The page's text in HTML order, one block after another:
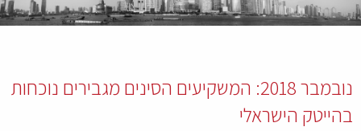
נובמבר 2018: המשקיעים הסינים מגבירים נוכחות
בהייטק הישראלי